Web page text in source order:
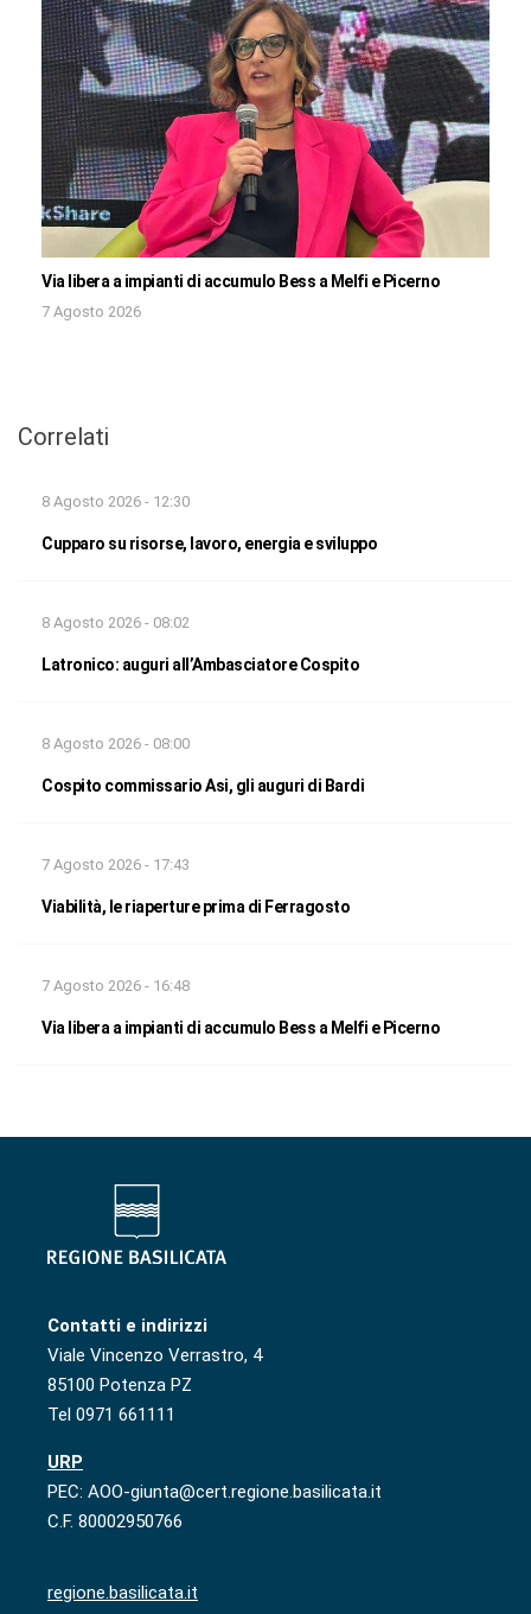
Via libera a impianti di accumulo Bess a Melfi e Picerno
7 Agosto 2026
Correlati
8 Agosto 2026 - 12:30
Cupparo su risorse, lavoro, energia e sviluppo
8 Agosto 2026 - 08:02
Latronico: auguri all’Ambasciatore Cospito
8 Agosto 2026 - 08:00
Cospito commissario Asi, gli auguri di Bardi
7 Agosto 2026 - 17:43
Viabilità, le riaperture prima di Ferragosto
7 Agosto 2026 - 16:48
Via libera a impianti di accumulo Bess a Melfi e Picerno
Contatti e indirizzi
Viale Vincenzo Verrastro, 4
85100 Potenza PZ
Tel 0971 661111
URP
PEC: AOO-giunta@cert.regione.basilicata.it
C.F. 80002950766
regione.basilicata.it